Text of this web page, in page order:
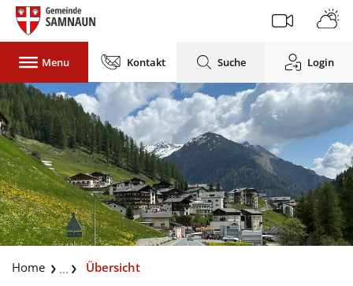
zur Startseite
Direkt zur Hauptnavigation
Direkt zum Inhalt
Direkt zur Suche
Direkt zum Stichwortverzeichnis
Gemeinde Samnaun
Kontakt Suche Login
Menu
Übersicht(ausgewählt)